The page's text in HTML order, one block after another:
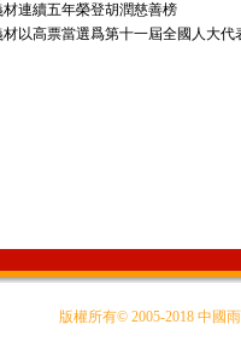
連續五年榮登胡潤慈善榜
以高票當選爲第十一屆全國人大代